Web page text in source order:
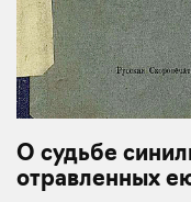
О судьбе
отравленных